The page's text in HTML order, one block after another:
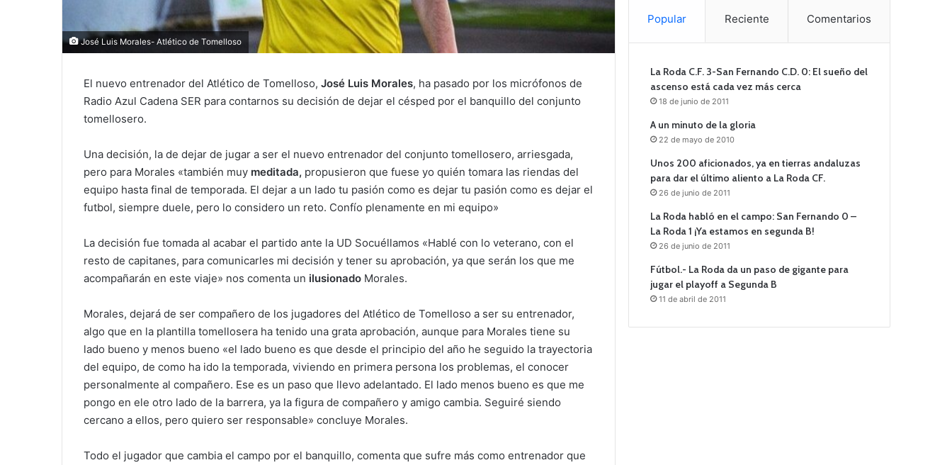
José Luis Morales- Atlético de Tomelloso
El nuevo entrenador del Atlético de Tomelloso, José Luis Morales, ha pasado por los micrófonos de
Radio Azul Cadena SER para contarnos su decisión de dejar el césped por el banquillo del conjunto
tomellosero.
Una decisión, la de dejar de jugar a ser el nuevo entrenador del conjunto tomellosero, arriesgada,
pero para Morales «también muy meditada, propusieron que fuese yo quién tomara las riendas del
equipo hasta final de temporada. El dejar a un lado tu pasión como es dejar tu pasión como es dejar el
futbol, siempre duele, pero lo considero un reto. Confío plenamente en mi equipo»
La decisión fue tomada al acabar el partido ante la UD Socuéllamos «Hablé con lo veterano, con el
resto de capitanes, para comunicarles mi decisión y tener su aprobación, ya que serán los que me
acompañarán en este viaje» nos comenta un ilusionado Morales.
Morales, dejará de ser compañero de los jugadores del Atlético de Tomelloso a ser su entrenador,
algo que en la plantilla tomellosera ha tenido una grata aprobación, aunque para Morales tiene su
lado bueno y menos bueno «el lado bueno es que desde el principio del año he seguido la trayectoria
del equipo, de como ha ido la temporada, viviendo en primera persona los problemas, el conocer
personalmente al compañero. Ese es un paso que llevo adelantado. El lado menos bueno es que me
pongo en ele otro lado de la barrera, ya la figura de compañero y amigo cambia. Seguiré siendo
cercano a ellos, pero quiero ser responsable» concluye Morales.
Todo el jugador que cambia el campo por el banquillo, comenta que sufre más como entrenador que
Popular Reciente Comentarios
La Roda C.F. 3-San Fernando C.D. 0: El sueño del
ascenso está cada vez más cerca
18 de junio de 2011
A un minuto de la gloria
22 de mayo de 2010
Unos 200 aficionados, ya en tierras andaluzas
para dar el último aliento a La Roda CF.
26 de junio de 2011
La Roda habló en el campo: San Fernando 0 –
La Roda 1 ¡Ya estamos en segunda B!
26 de junio de 2011
Fútbol.- La Roda da un paso de gigante para
jugar el playoff a Segunda B
11 de abril de 2011